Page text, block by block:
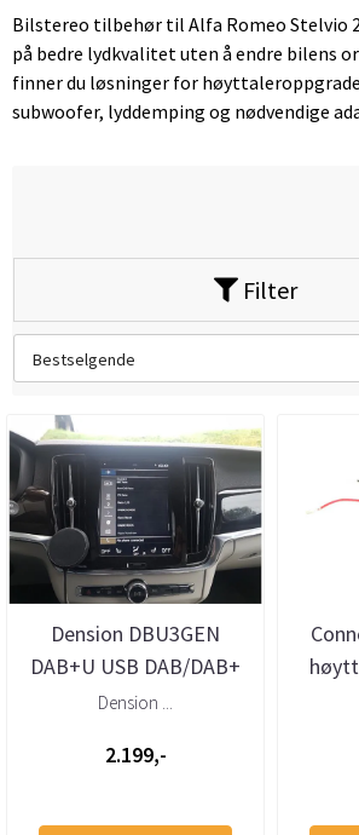
Bilstereo tilbehør til Alfa Romeo Stelvio
på bedre lydkvalitet uten å endre bilens
finner du løsninger for
subwoofer, lyddemping og nødvendige
Filter
Bestselgende
Dension DBU3GEN
DAB+U USB DAB/DAB+
mottaker – helintegrert
Dension ...
2.199,-